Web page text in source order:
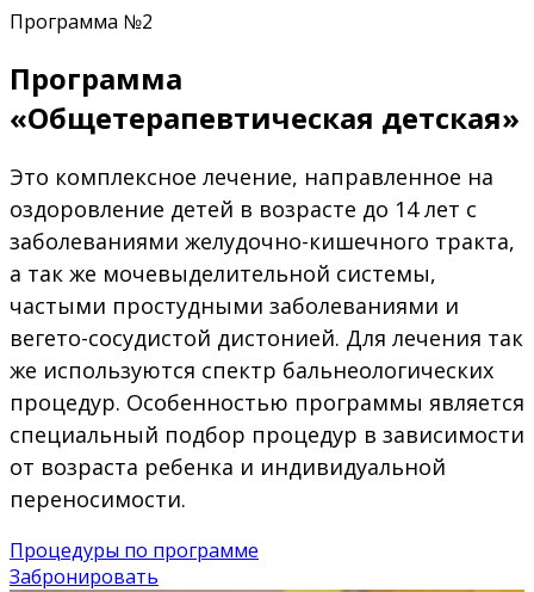
Программа №2
Программа
«Общетерапевтическая детская»
Это комплексное лечение, направленное на
оздоровление детей в возрасте до 14 лет с
заболеваниями желудочно-кишечного тракта,
а так же мочевыделительной системы,
частыми простудными заболеваниями и
вегето-сосудистой дистонией. Для лечения так
же используются спектр бальнеологических
процедур. Особенностью программы является
специальный подбор процедур в зависимости
от возраста ребенка и индивидуальной
переносимости.
Процедуры по программе
Забронировать